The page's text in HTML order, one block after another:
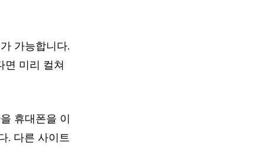
가능합니다.
면 미리 컬쳐
휴대폰을 이
. 다른 사이트